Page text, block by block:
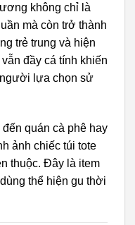
không chỉ là
mà còn trở thành
trẻ trung và hiện
đầy cá tính khiến
lựa chọn sử
quán cà phê hay
ảnh chiếc túi tote
thuộc. Đây là item
thể hiện gu thời